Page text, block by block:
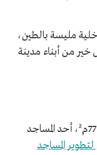
مليسة بالطين،
من أبناء مدينة
يعد مسجد العظام الذي تبلغ مساحته 773.34م²، أحد المساجد
المساجد